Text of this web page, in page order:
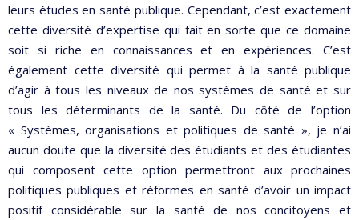
leurs études en santé publique. Cependant, c’est exactement
cette diversité d’expertise qui fait en sorte que ce domaine
soit si riche en connaissances et en expériences. C’est
également cette diversité qui permet à la santé publique
d’agir à tous les niveaux de nos systèmes de santé et sur
tous les déterminants de la santé. Du côté de l’option
« Systèmes, organisations et politiques de santé », je n’ai
aucun doute que la diversité des étudiants et des étudiantes
qui composent cette option permettront aux prochaines
politiques publiques et réformes en santé d’avoir un impact
positif considérable sur la santé de nos concitoyens et